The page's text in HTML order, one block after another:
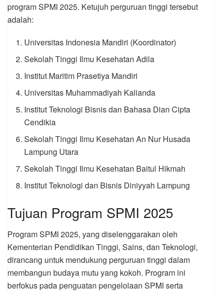
program SPMI 2025. Ketujuh perguruan tinggi tersebut
adalah:
Universitas Indonesia Mandiri (Koordinator)
Sekolah Tinggi Ilmu Kesehatan Adila
Institut Maritim Prasetiya Mandiri
Universitas Muhammadiyah Kalianda
Institut Teknologi Bisnis dan Bahasa Dian Cipta
Cendikia
Sekolah Tinggi Ilmu Kesehatan An Nur Husada
Lampung Utara
Sekolah Tinggi Ilmu Kesehatan Baitul Hikmah
Institut Teknologi dan Bisnis Diniyyah Lampung
Tujuan Program SPMI 2025
Program SPMI 2025, yang diselenggarakan oleh
Kementerian Pendidikan Tinggi, Sains, dan Teknologi,
dirancang untuk mendukung perguruan tinggi dalam
membangun budaya mutu yang kokoh. Program ini
berfokus pada penguatan pengelolaan SPMI serta